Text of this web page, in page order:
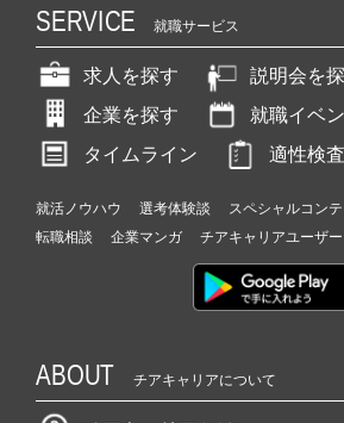
SERVICE 就職サービス
求人を探す
説明会を
企業を探す
就職イベ
タイムライン
適性検査
就活ノウハウ 選考体験談 スペシャルコン
転職相談
企業マンガ チアキャリアユーザ
ABOUT チアキャリアについて